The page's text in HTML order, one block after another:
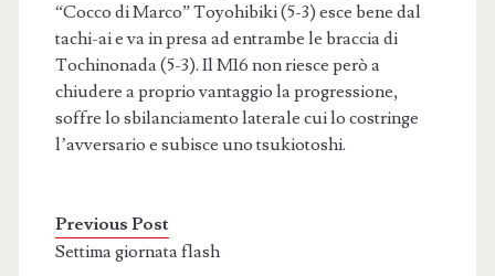
“Cocco di Marco” Toyohibiki (5-3) esce bene dal
tachi-ai e va in presa ad entrambe le braccia di
Tochinonada (5-3). Il M16 non riesce però a
chiudere a proprio vantaggio la progressione,
soffre lo sbilanciamento laterale cui lo costringe
l’avversario e subisce uno tsukiotoshi.
Previous Post
Settima giornata flash